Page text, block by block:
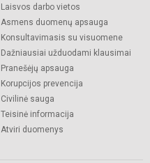
Laisvos darbo vietos
Asmens duomenų apsauga
Konsultavimasis su visuomene
Dažniausiai užduodami klausimai
Pranešėjų apsauga
Korupcijos prevencija
Civilinė sauga
Teisinė informacija
Atviri duomenys